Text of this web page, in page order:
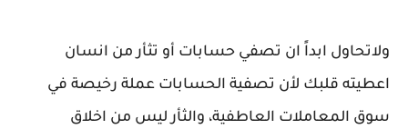
ولاتحاول ابداً ان تصفي حسابات أو تثأر من انسان
اعطيته قلبك لأن تصفية الحسابات عملة رخيصة في
سوق المعاملات العاطفية، والثأر ليس من اخلاق